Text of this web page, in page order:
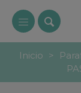
Inicio >